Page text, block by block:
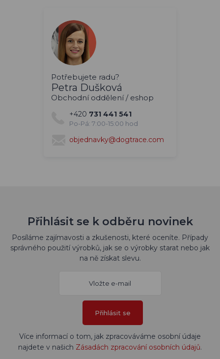
Potřebujete radu?
Petra Dušková
Obchodní oddělení / eshop
+420 731 441 541
Po-Pá: 7:00-15:00 hod
objednavky@dogtrace.com
Přihlásit se k odběru novinek
Posíláme zajímavosti a zkušenosti, které oceníte. Případy
správného použití výrobků, jak se o výrobky starat nebo jak
na ně získat slevu.
Přihlásit se
Více informací o tom, jak zpracováváme osobní údaje
najdete v našich Zásadách zpracování osobních údajů.